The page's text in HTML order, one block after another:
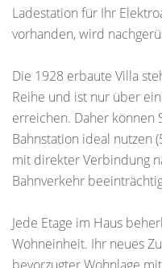
Ladestation für Ihr
vorhanden, wird
Die 1928 erbaute Villa
Reihe und ist nur über
erreichen. Daher können
Bahnstation ideal nutzen
mit direkter Verbindung
Bahnverkehr
Jede Etage im Haus
Wohneinheit. Ihr neues